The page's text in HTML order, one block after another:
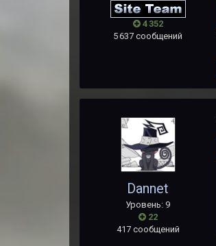
4 352
5 637 сообщений
Dannet
Уровень: 9
22
417 сообщений